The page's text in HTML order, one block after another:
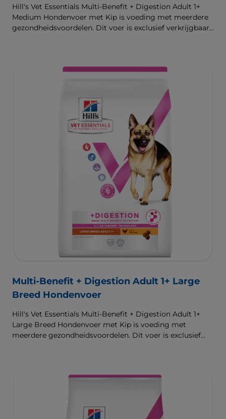
Hill's Vet Essentials Multi-Benefit + Digestion Adult 1+
Medium Hondenvoer met Kip is voeding met meerdere
gezondheidsvoordelen. Dit voer is exclusief verkrijgbaar
unieke darmmicrobioom van huisdieren voedt, voor een
beste ondersteuning voor nu en de toekomst.
Multi-Benefit + Digestion Adult 1+ Large
Breed Hondenvoer
Hill's Vet Essentials Multi-Benefit + Digestion Adult 1+
Large Breed Hondenvoer met Kip is voeding met
meerdere gezondheidsvoordelen. Dit voer is exclusief
unieke darmmicrobioom van huisdieren voedt, voor een
beste ondersteuning voor nu en de toekomst.